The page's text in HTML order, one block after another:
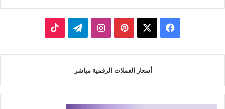
فيسبوك بينتيريستانستقرامتيلقرام
أسعار العملات الرقمية مباشر